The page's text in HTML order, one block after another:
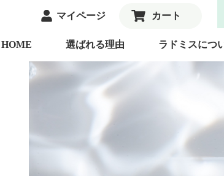
マイページ カート
HOME 選ばれる理由 ラドミスにつ